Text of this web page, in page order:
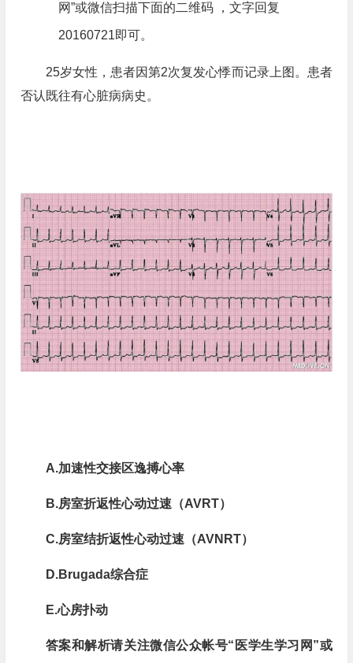
网”或微信扫描下面的二维码 ，文字回复
20160721即可。
25岁女性，患者因第2次复发心悸而记录上图。患者
否认既往有心脏病病史。
A​.加速性交接区逸搏心率
B.房室折返性心动过速（AVRT）
C.房室结折返性心动过速（AVNRT）
D.Brugada综合症
E.心房扑动
答案和解析请关注微信公众帐号“医学生学习网”或